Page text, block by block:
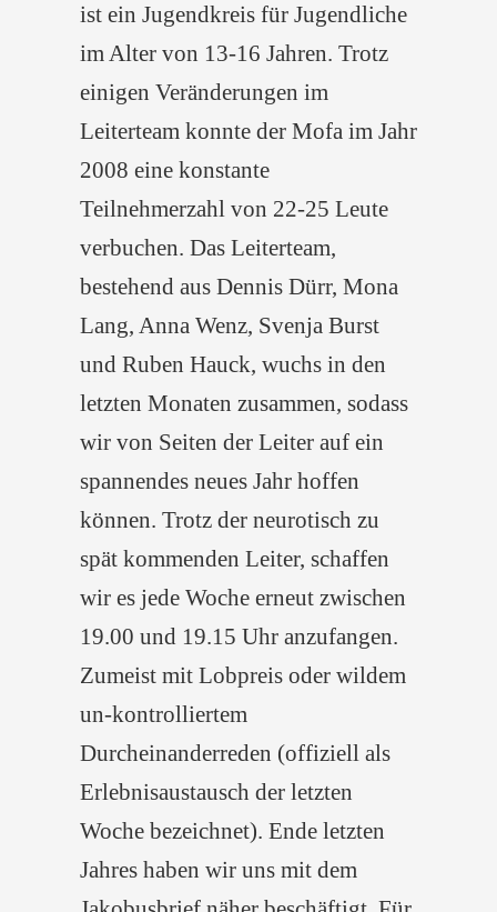
ist ein Jugendkreis für Jugendliche
im Alter von 13-16 Jahren. Trotz
einigen Veränderungen im
Leiterteam konnte der Mofa im Jahr
2008 eine konstante
Teilnehmerzahl von 22-25 Leute
verbuchen. Das Leiterteam,
bestehend aus Dennis Dürr, Mona
Lang, Anna Wenz, Svenja Burst
und Ruben Hauck, wuchs in den
letzten Monaten zusammen, sodass
wir von Seiten der Leiter auf ein
spannendes neues Jahr hoffen
können. Trotz der neurotisch zu
spät kommenden Leiter, schaffen
wir es jede Woche erneut zwischen
19.00 und 19.15 Uhr anzufangen.
Zumeist mit Lobpreis oder wildem
un-kontrolliertem
Durcheinanderreden (offiziell als
Erlebnisaustausch der letzten
Woche bezeichnet). Ende letzten
Jahres haben wir uns mit dem